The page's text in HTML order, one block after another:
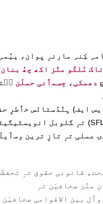
کِنہِ مارنہٕ یِوان،
مُلکَو منٛز اکھ چھُ بنان
دھمکی ، جِسمٲنی حملَن
ایف) ہِنٛدُستانَس خٲطرٕ
عملی تہٕ تازٕ ترین
قانونی حقوق تہٕ
منٛز صحافیَن تہٕ
بین الاقوامی